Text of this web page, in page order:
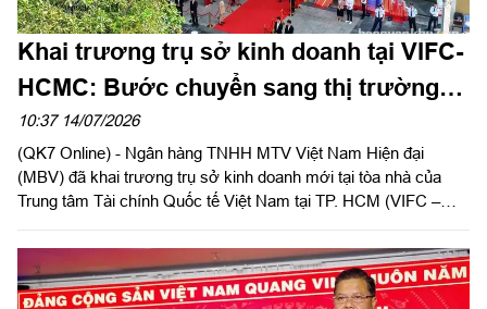
Khai trương trụ sở kinh doanh tại VIFC-
HCMC: Bước chuyển sang thị trường
phía Nam của Ngân hàng MBV
10:37 14/07/2026
(QK7 Online) - Ngân hàng TNHH MTV Việt Nam Hiện đại
(MBV) đã khai trương trụ sở kinh doanh mới tại tòa nhà của
Trung tâm Tài chính Quốc tế Việt Nam tại TP. HCM (VIFC –
chính thức từ MBV khi hiện diện tại đại lộ Nguyễn Huệ, mở đầu
cho bước đồng hành cùng hạ tầng tài chính mới của Thành
phố. Đây cũng là công trình ý nghĩa chào mừng kỷ niệm 50